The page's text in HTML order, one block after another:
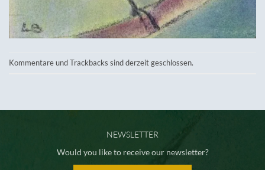
Kommentare und Trackbacks sind derzeit geschlossen.
NEWSLETTER
Would you like to receive our newsletter?